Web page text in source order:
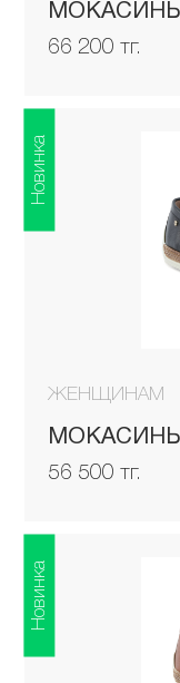
МОКАСИНЫ
66 200 тг.
ЖЕНЩИНАМ
МОКАСИНЫ
56 500 тг.
Новинка
Новинка